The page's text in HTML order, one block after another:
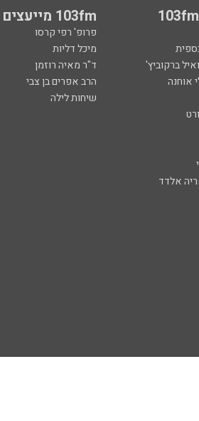
103fm מייעצים
פרופ' רפי קרסו
מיכל דליות
ברקוביץ'
ד"ר מאיה רוזמן
אוחנה
הרב אפרים בן צבי
שיחות לילה
אלדד